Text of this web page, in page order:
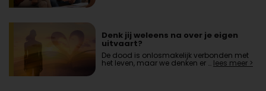
Denk jij weleens na over je eigen
uitvaart?
De dood is onlosmakelijk verbonden met
het leven, maar we denken er … lees meer >